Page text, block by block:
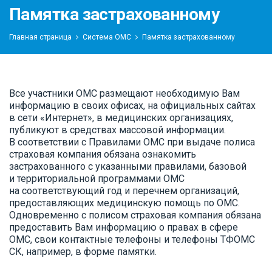
Памятка застрахованному
Главная страница Система ОМС Памятка застрахованному
Все участники ОМС размещают необходимую Вам
информацию в своих офисах, на официальных сайтах
в сети «Интернет», в медицинских организациях,
публикуют в средствах массовой информации.
В соответствии с Правилами ОМС при выдаче полиса
страховая компания обязана ознакомить
застрахованного с указанными правилами, базовой
и территориальной программами ОМС
на соответствующий год и перечнем организаций,
предоставляющих медицинскую помощь по ОМС.
Одновременно с полисом страховая компания обязана
предоставить Вам информацию о правах в сфере
ОМС, свои контактные телефоны и телефоны ТФОМС
СК, например, в форме памятки.